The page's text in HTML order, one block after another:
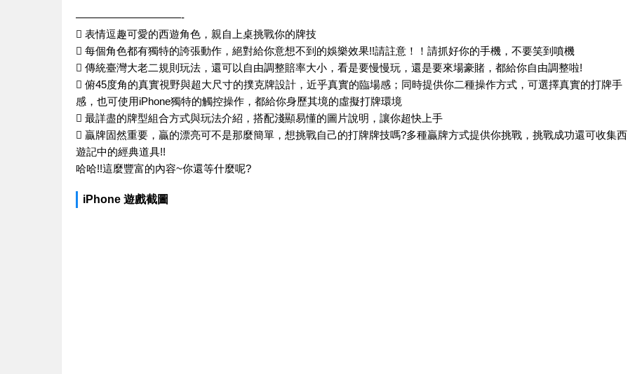
——————————-
 表情逗趣可愛的西遊角色，親自上桌挑戰你的牌技
 每個角色都有獨特的誇張動作，絕對給你意想不到的娛樂效果!!請註意！！請抓好你的手機，不要笑到噴機
 傳統臺灣大老二規則玩法，還可以自由調整賠率大小，看是要慢慢玩，還是要來場豪賭，都給你自由調整啦!
 俯45度角的真實視野與超大尺寸的撲克牌設計，近乎真實的臨場感；同時提供你二種操作方式，可選擇真實的打牌手
感，也可使用iPhone獨特的觸控操作，都給你身歷其境的虛擬打牌環境
 最詳盡的牌型組合方式與玩法介紹，搭配淺顯易懂的圖片說明，讓你超快上手
 贏牌固然重要，贏的漂亮可不是那麼簡單，想挑戰自己的打牌牌技嗎?多種贏牌方式提供你挑戰，挑戰成功還可收集西
遊記中的經典道具!!
哈哈!!這麼豐富的內容~你還等什麼呢?
iPhone 遊戲截圖